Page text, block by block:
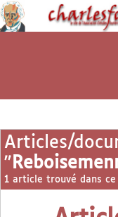
Articles/
"
1 article trouvé dans